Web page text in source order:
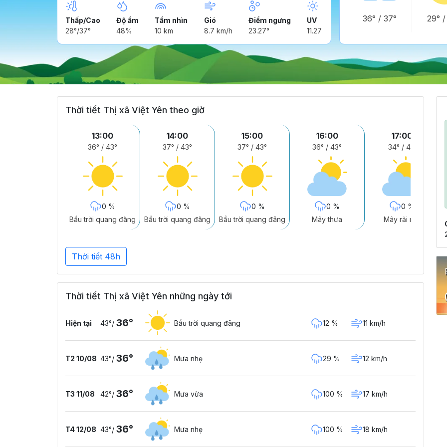
Thấp/Cao
28°/37°
Độ ẩm
48%
Tầm nhìn
10 km
Gió
8.7 km/h
Điểm ngưng
23.27°
UV
11.27
36° / 37° 29°
Thời tiết Thị xã Việt Yên theo giờ
13:00
36° / 43°
0 %
Bầu trời quang đãng
14:00
37° / 43°
0 %
Bầu trời quang đãng
15:00
37° / 43°
0 %
Bầu trời quang đãng
16:00
36° / 43°
0 %
Mây thưa
17:00
34° / 41°
0 %
Mây rải rác
Thời tiết 48h
Thời tiết Thị xã Việt Yên những ngày tới
Hiện tại 43°/ 36° Bầu trời quang đãng 12 % 11 km/h
T2 10/08 43°/ 36° Mưa nhẹ 29 % 12 km/h
T3 11/08 42°/ 36° Mưa vừa 100 % 17 km/h
T4 12/08 43°/ 36° Mưa nhẹ 100 % 18 km/h